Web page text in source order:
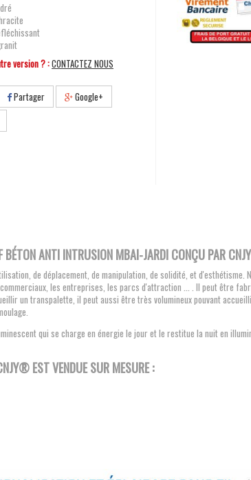
version ? :CONTACTEZ NOUS
Partager
Google+
BÉTON ANTI INTRUSION MBAI-JARDI CONÇU PAR CNJY
de déplacement, de manipulation, de solidité, et d'esthétisme.
les entreprises, les parcs d'attraction ... . Il peut être
un transpalette, il peut aussi être très volumineux pouvant
qui se charge en énergie le jour et le restitue la nuit en
EST VENDUE SUR MESURE :